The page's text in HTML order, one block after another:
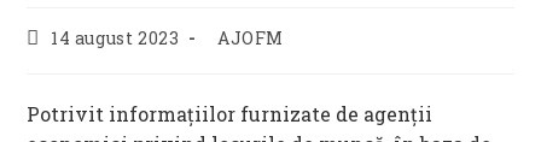
Post14 august 2023
Post
AJOFM
Potrivit informațiilor furnizate de agenții